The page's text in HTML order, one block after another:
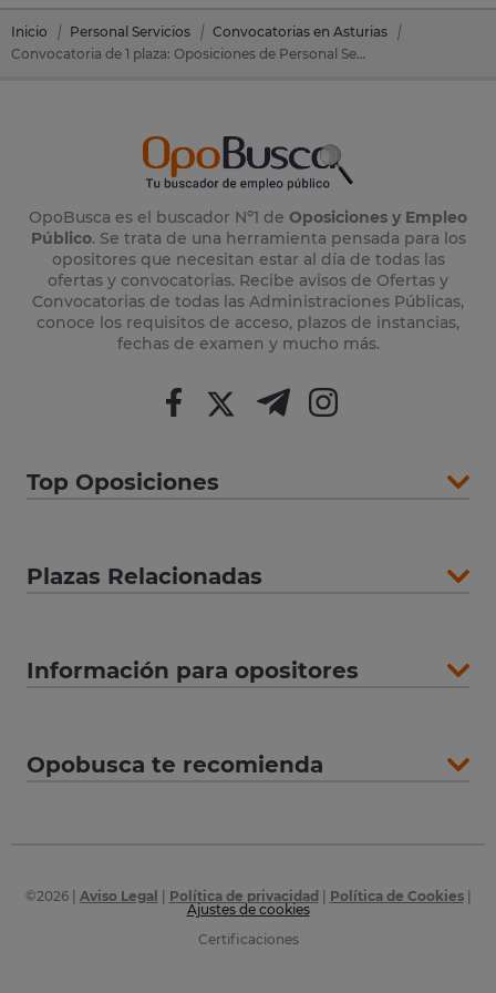
Inicio Personal Servicios
Convocatorias en Asturias
Convocatoria de 1 plaza: Oposiciones de Personal Servicios en Coaña (Asturias)
OpoBusca es el buscador Nº1 de Oposiciones y Empleo
Público. Se trata de una herramienta pensada para los
opositores que necesitan estar al día de todas las
ofertas y convocatorias. Recibe avisos de Ofertas y
Convocatorias de todas las Administraciones Públicas,
conoce los requisitos de acceso, plazos de instancias,
fechas de examen y mucho más.
Top Oposiciones
Plazas Relacionadas
Información para opositores
Opobusca te recomienda
©2026| Aviso Legal Política de privacidad Política de Cookies|
Ajustes de cookies
Certificaciones